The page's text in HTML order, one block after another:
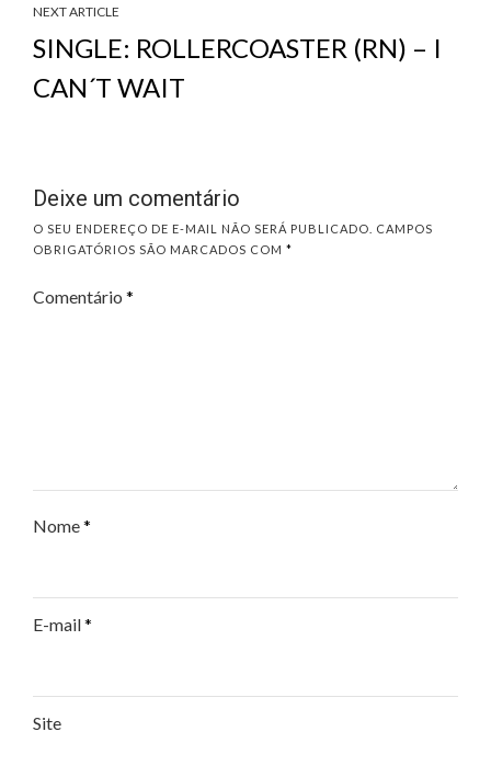
NEXT ARTICLE
SINGLE: ROLLERCOASTER (RN) – I
CAN´T WAIT
Deixe um comentário
O SEU ENDEREÇO DE E-MAIL NÃO SERÁ PUBLICADO.
CAMPOS
OBRIGATÓRIOS SÃO MARCADOS COM *
Comentário *
Nome*
E-mail*
Site